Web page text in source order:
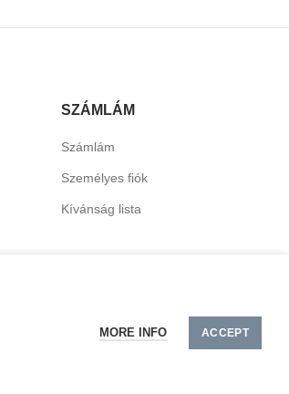
SZÁMLÁM
Számlám
Személyes fiók
Kívánság lista
MORE INFO ACCEPT